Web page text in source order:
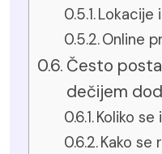
Lokacije
Online
Često
dečijem
Koliko
Kako se